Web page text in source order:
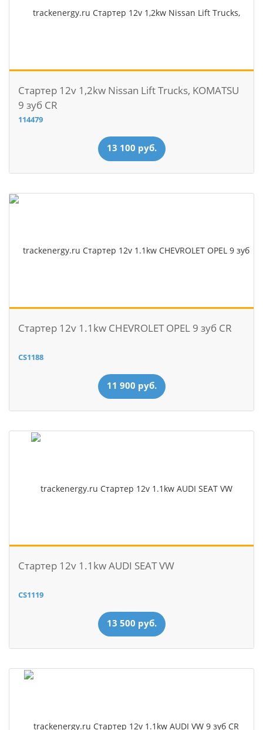
Стартер 12v 1,2kw Nissan Lift Trucks, KOMATSU
9 зуб CR
114479
13 100 руб.
Стартер 12v 1.1kw CHEVROLET OPEL 9 зуб CR
CS1188
11 900 руб.
Стартер 12v 1.1kw AUDI SEAT VW
CS1119
13 500 руб.